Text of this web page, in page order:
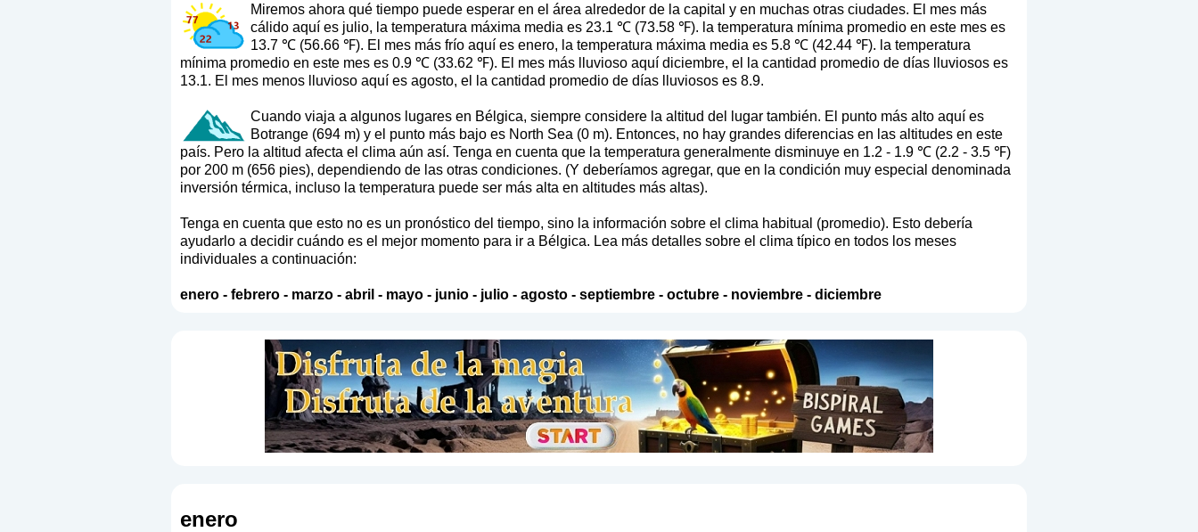
Miremos ahora qué tiempo puede esperar en el área alrededor de la capital y en muchas otras ciudades. El mes más
cálido aquí es julio, la temperatura máxima media es 23.1 ℃ (73.58 ℉). la temperatura mínima promedio en este mes es
13.7 ℃ (56.66 ℉). El mes más frío aquí es enero, la temperatura máxima media es 5.8 ℃ (42.44 ℉). la temperatura
mínima promedio en este mes es 0.9 ℃ (33.62 ℉). El mes más lluvioso aquí diciembre, el la cantidad promedio de días lluviosos es
13.1. El mes menos lluvioso aquí es agosto, el la cantidad promedio de días lluviosos es 8.9.
Cuando viaja a algunos lugares en Bélgica, siempre considere la altitud del lugar también. El punto más alto aquí es
Botrange (694 m) y el punto más bajo es North Sea (0 m). Entonces, no hay grandes diferencias en las altitudes en este
país. Pero la altitud afecta el clima aún así. Tenga en cuenta que la temperatura generalmente disminuye en 1.2 - 1.9 ℃ (2.2 - 3.5 ℉)
por 200 m (656 pies), dependiendo de las otras condiciones. (Y deberíamos agregar, que en la condición muy especial denominada
inversión térmica, incluso la temperatura puede ser más alta en altitudes más altas).
Tenga en cuenta que esto no es un pronóstico del tiempo, sino la información sobre el clima habitual (promedio). Esto debería
ayudarlo a decidir cuándo es el mejor momento para ir a Bélgica. Lea más detalles sobre el clima típico en todos los meses
individuales a continuación:
enero- febrero- marzo- abril - mayo- junio- julio- agosto- septiembre- octubre- noviembre- diciembre
enero